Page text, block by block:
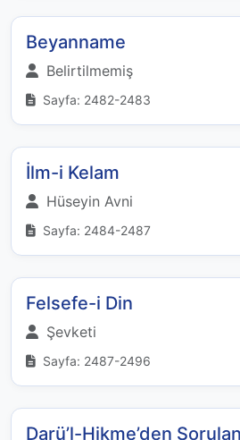
Beyanname
Belirtilmemiş
Sayfa: 2482-2483
İlm-i Kelam
Hüseyin Avni
Sayfa: 2484-2487
Felsefe-i Din
Şevketi
Sayfa: 2487-2496
Darü’l-Hikme’den